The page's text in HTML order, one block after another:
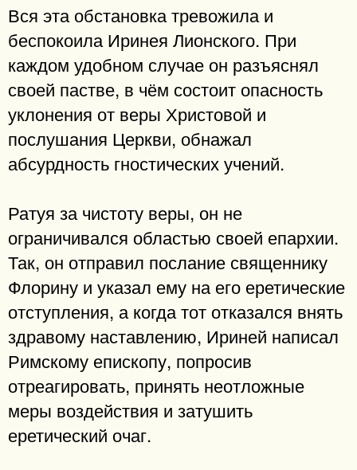
Вся эта обстановка тревожила и
беспокоила Иринея Лионского. При
каждом удобном случае он разъяснял
своей пастве, в чём состоит опасность
уклонения от веры Христовой и
послушания Церкви, обнажал
абсурдность гностических учений.
Ратуя за чистоту веры, он не
ограничивался областью своей епархии.
Так, он отправил послание священнику
Флорину и указал ему на его еретические
отступления, а когда тот отказался внять
здравому наставлению, Ириней написал
Римскому епископу, попросив
отреагировать, принять неотложные
меры воздействия и затушить
еретический очаг.